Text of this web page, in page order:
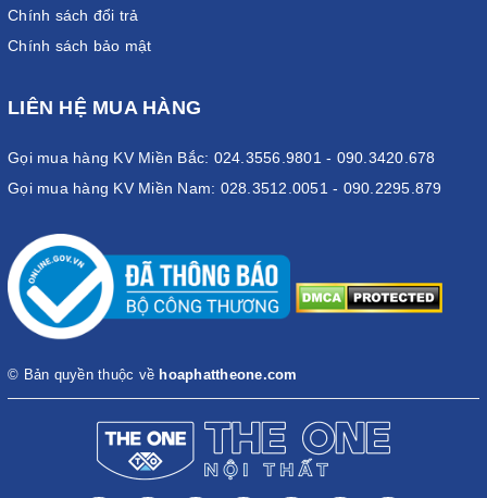
Bàn họp sơn PU hiện nay chủ yếu được sản xuất từ gỗ công
Dòng bàn họp gỗ công nghiệp sơn Pu hiện đang được ứng dụng
cùng sơn PU thường là ván gỗ MDF. Loại gỗ này được đánh giá
cao khi sở hữu nhiều tính năng nổi bật như: chống mối mọt, cong
vênh, co giãn vì thời tiết.
Chính sách đổi trả
Chính sách bảo mật
LIÊN HỆ MUA HÀNG
Gọi mua hàng KV Miền Bắc: 024.3556.9801 - 090.3420.678
Gọi mua hàng KV Miền Nam: 028.3512.0051 - 090.2295.879
© Bản quyền thuộc về hoaphattheone.com